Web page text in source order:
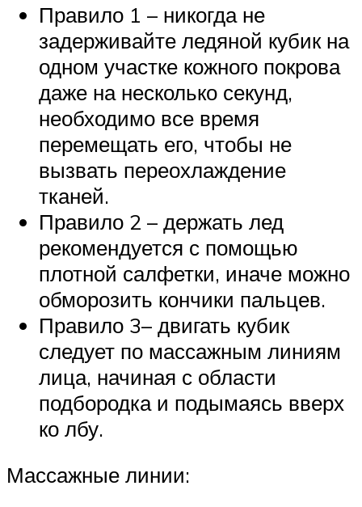
Правило 1 – никогда не
задерживайте ледяной кубик на
одном участке кожного покрова
даже на несколько секунд,
необходимо все время
перемещать его, чтобы не
вызвать переохлаждение
тканей.
Правило 2 – держать лед
рекомендуется с помощью
плотной салфетки, иначе можно
обморозить кончики пальцев.
Правило 3– двигать кубик
следует по массажным линиям
лица, начиная с области
подбородка и подымаясь вверх
ко лбу.
Массажные линии: